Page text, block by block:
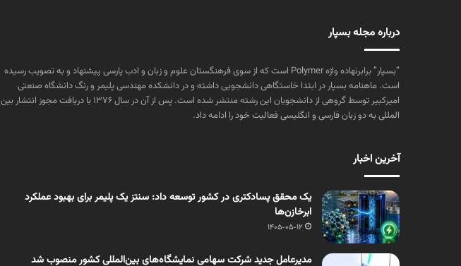
درباره مجله بسپار
“بسپار” برابرنهاده واژه Polymer است که از سوی فرهنگستان علوم و زبان و ادب پارسی پیشنهاد و به تصویب رسیده
است. ماهنامه بسپار در ابتدا خاستگاهی دانشجویی داشته و در دانشکده مهندسی پلیمر و رنگ دانشگاه صنعتی
امیرکبیر توسط گروهی از دانشجویان این رشته منتشر شده است. پس از آن در سال ۱۳۷۶ با دریافت مجوز انتشار بین
المللی به دو زبان فارسی و انگلیسی فعالیت خود را ادامه داد.
آخرین اخبار
یک محقق پسادکتری در کشور توسعه داد: سنتز یک پلیمر برای بهبود عملکرد
ابرخازن‌ها
1405-05-12
مدیرعامل جدید شرکت سهامی نمایشگاه‌های بین‌المللی کشور منصوب شد